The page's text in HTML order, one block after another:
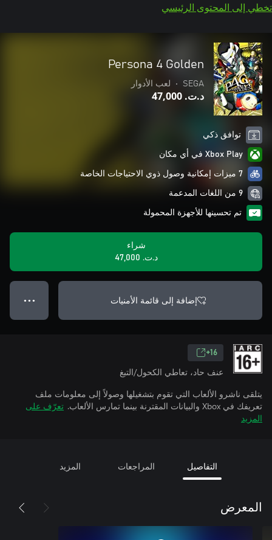
تخطي إلى المحتوى الرئيسي
Persona 4 Golden
SEGA
• لعب الأدوار
د.ت.‏ 47,000
توافق ذكي
Xbox Play في أي مكان
7 ميزات إمكانية وصول ذوي الاحتياجات الخاصة
9 من اللغات المدعمة
تم تحسينها للأجهزة المحمولة
شراء
د.ت.‏ 47,000
إضافة إلى قائمة الأمنيات ● ● ●
16+
عنف حاد، تعاطي الكحول/التبغ
يتلقى ناشرو الألعاب التي تقوم بتشغيلها وصولاً إلى معلومات ملف
تعريفك في Xbox والبيانات المقترنة بينما تمارس الألعاب.
تعرّف على
المزيد
التفاصيل المراجعات المزيد
المعرض